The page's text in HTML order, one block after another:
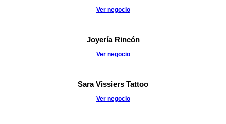
Ver negocio
Joyería Rincón
Ver negocio
Sara Vissiers Tattoo
Ver negocio